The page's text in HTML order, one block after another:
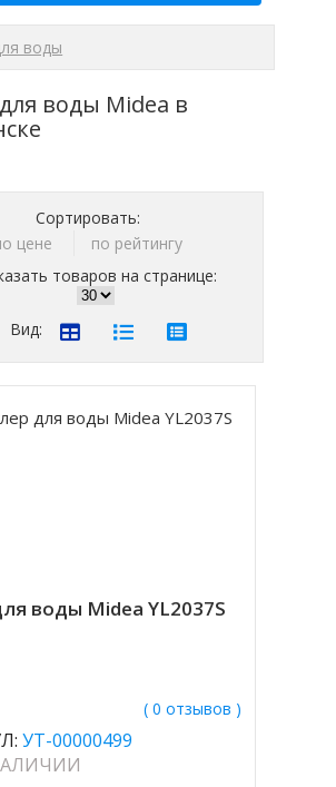
воды
воды Midea в
Сортировать:
цене
по рейтингу
товаров на странице:
Вид:
воды Midea YL2037S
( 0 отзывов )
УТ-00000499